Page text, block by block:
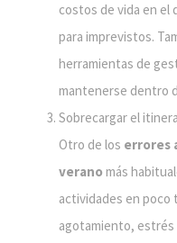
costos de vida en el
para imprevistos.
herramientas de
mantenerse dentro
Sobrecargar el
Otro de los errores
verano más
actividades en poco
agotamiento, estrés